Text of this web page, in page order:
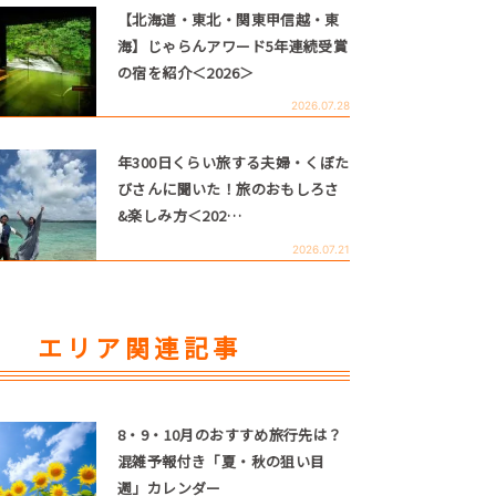
【北海道・東北・関東甲信越・東
海】じゃらんアワード5年連続受賞
の宿を紹介＜2026＞
2026.07.28
年300日くらい旅する夫婦・くぼた
びさんに聞いた！旅のおもしろさ
&楽しみ方＜202…
2026.07.21
エリア関連記事
8・9・10月のおすすめ旅行先は？
混雑予報付き「夏・秋の狙い目
週」カレンダー